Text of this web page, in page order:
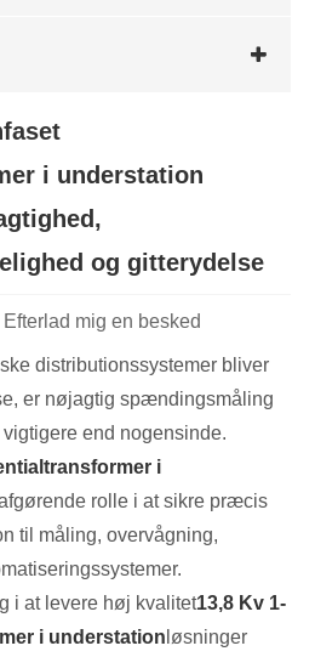
i understation
og gitterydelse
Efterlad mig en besked
distributionssystemer bliver
er nøjagtig spændingsmåling
end nogensinde.
i
rolle i at sikre præcis
til måling, overvågning,
i at levere høj kvalitet13,8 Kv 1-
i understation løsninger